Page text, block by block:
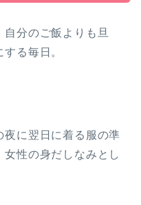
分のご飯よりも旦
る毎日。
に翌日に着る服の準
性の身だしなみとし